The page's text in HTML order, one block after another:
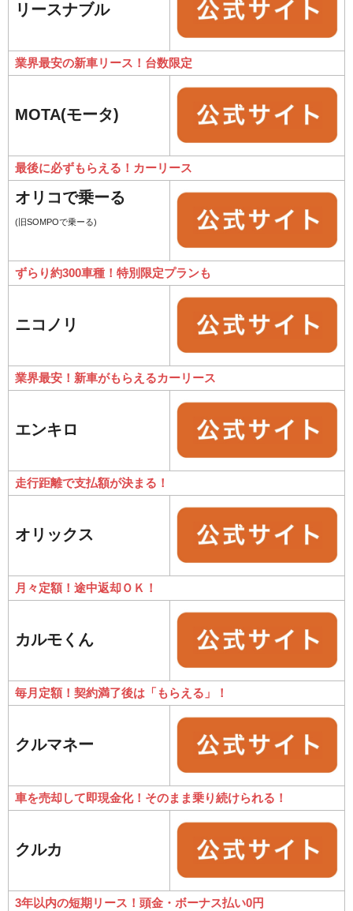
リースナブル
業界最安の新車リース！台数限定
MOTA(モータ)
最後に必ずもらえる！カーリース
オリコで乗ーる
(旧SOMPOで乗ーる)
ずらり約300車種！特別限定プランも
ニコノリ
業界最安！新車がもらえるカーリース
エンキロ
走行距離で支払額が決まる！
オリックス
月々定額！途中返却ＯＫ！
カルモくん
毎月定額！契約満了後は「もらえる」！
クルマネー
車を売却して即現金化！そのまま乗り続けられる！
クルカ
3年以内の短期リース！頭金・ボーナス払い0円